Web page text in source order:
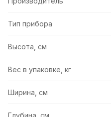
Тип прибора
Высота, см
Вес в упаковке, кг
Ширина, см